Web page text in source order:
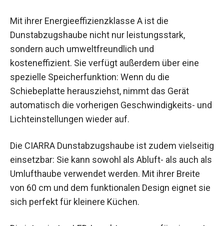
Mit ihrer Energieeffizienzklasse A ist die
Dunstabzugshaube nicht nur leistungsstark,
sondern auch umweltfreundlich und
kosteneffizient. Sie verfügt außerdem über eine
spezielle Speicherfunktion: Wenn du die
Schiebeplatte herausziehst, nimmt das Gerät
automatisch die vorherigen Geschwindigkeits- und
Lichteinstellungen wieder auf.
Die CIARRA Dunstabzugshaube ist zudem vielseitig
einsetzbar: Sie kann sowohl als Abluft- als auch als
Umlufthaube verwendet werden. Mit ihrer Breite
von 60 cm und dem funktionalen Design eignet sie
sich perfekt für kleinere Küchen.